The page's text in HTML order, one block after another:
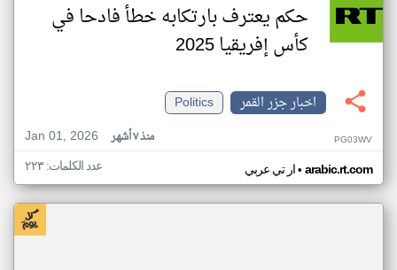
حكم يعترف بارتكابه خطأ فادحا في
كأس إفريقيا 2025
اخبار جزر القمر
Politics
Jan 01, 2026
منذ ٧ أشهر PG03WV
ار تي عربي• arabic.rt.com عدد الكلمات: ٢٢٣